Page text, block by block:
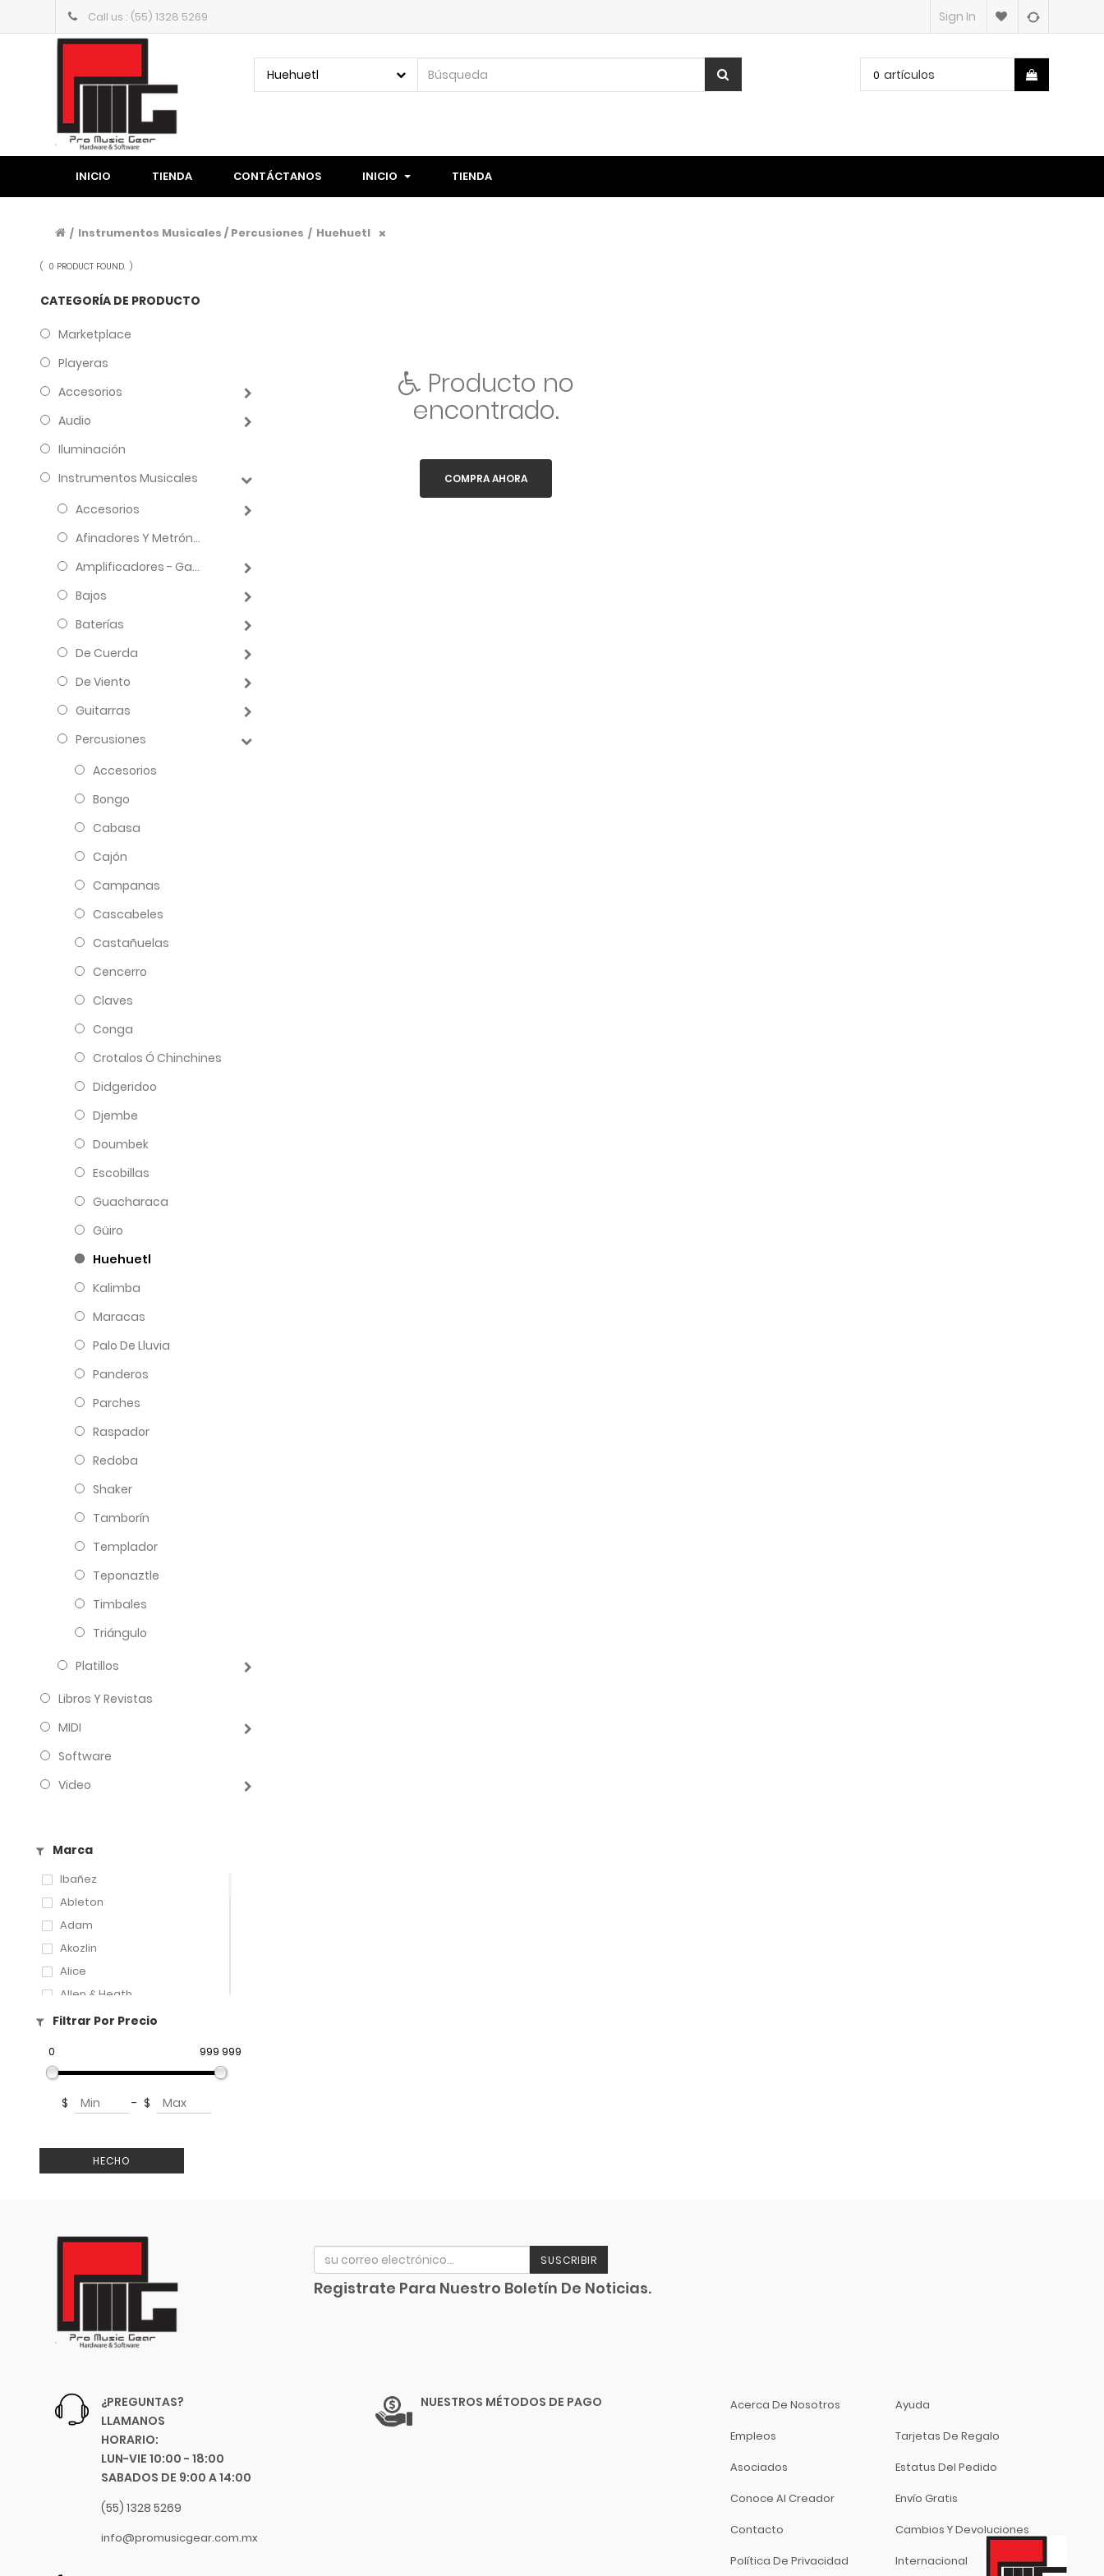
Call us : (55) 1328 5269 Sign In
Huehuetl 0 artículos
INICIO TIENDA CONTÁCTANOS INICIO TIENDA
/ Instrumentos Musicales / Percusiones / Huehuetl
( 0 PRODUCT FOUND. )
CATEGORÍA DE PRODUCTO
Marketplace
Playeras
Accesorios
Audio
Iluminación
Instrumentos Musicales
Accesorios
Afinadores Y Metrónomos
Amplificadores - Gabinetes - Combos
Bajos
Baterías
De Cuerda
De Viento
Guitarras
Percusiones
Accesorios
Bongo
Cabasa
Cajón
Campanas
Cascabeles
Castañuelas
Cencerro
Claves
Conga
Crotalos Ó Chinchines
Didgeridoo
Djembe
Doumbek
Escobillas
Guacharaca
Güiro
Huehuetl
Kalimba
Maracas
Palo De Lluvia
Panderos
Parches
Raspador
Redoba
Shaker
Tamborín
Templador
Teponaztle
Timbales
Triángulo
Platillos
Libros Y Revistas
MIDI
Software
Video
HECHO
Marca
Ibañez
Ableton
Adam
Akozlin
Alice
Allen & Heath
Amati
ART
Arturia
Audix
Beyerdynamic
Boss
C.B.I.
CAD
Celestion
Champion
Filtrar Por Precio
0 999 999
$ - $
Producto no
encontrado.
COMPRA AHORA
SUSCRIBIR
Registrate Para Nuestro Boletín De Noticias.
¿PREGUNTAS?
LLAMANOS
HORARIO:
LUN-VIE 10:00 - 18:00
SABADOS DE 9:00 A 14:00
(55) 1328 5269
info@promusicgear.com.mx
NUESTROS MÉTODOS DE PAGO
Ayuda
Tarjetas De Regalo
Estatus Del Pedido
Envío Gratis
Cambios Y Devoluciones
Internacional
Acerca De Nosotros
Empleos
Asociados
Conoce Al Creador
Contacto
Política De Privacidad